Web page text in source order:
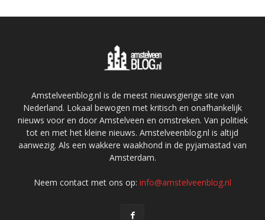
Amstelveenblog.nl is de meest nieuwsgierige site van
Nederland. Lokaal bewogen met kritisch en onafhankelijk
nieuws voor en door Amstelveen en omstreken. Van politiek
tot en met het kleine nieuws. Amstelveenblog.nl is altijd
aanwezig. Als een wakkere waakhond in de pyjamastad van
Amsterdam.
Neem contact met ons op: info@amstelveenblog.nl